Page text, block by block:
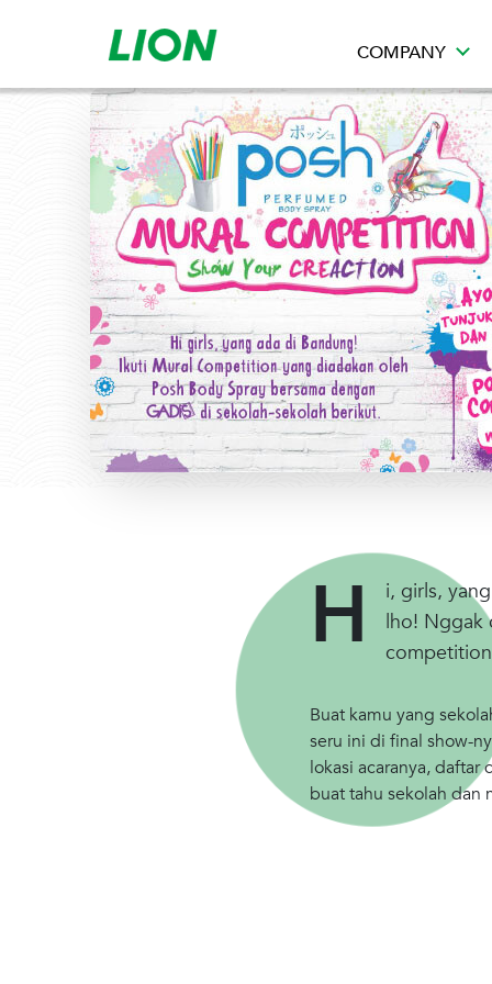
COMPANY
H
i, girls,
lho! Nggak
Buat kamu yang
seru ini di final show-
lokasi acaranya,
buat tahu sekolah dan